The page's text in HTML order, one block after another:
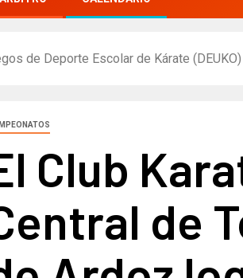
de Deporte Escolar de Kárate (DEUKO)
Club
de